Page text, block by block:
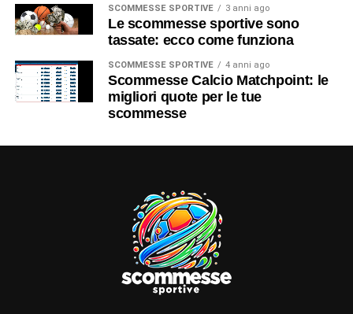
SCOMMESSE SPORTIVE 3 anni ago
Le scommesse sportive sono
tassate: ecco come funziona
SCOMMESSE SPORTIVE 4 anni ago
Scommesse Calcio Matchpoint: le
migliori quote per le tue
scommesse